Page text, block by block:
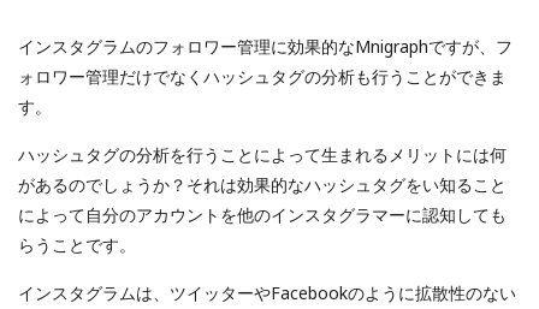
インスタグラムのフォロワー管理に効果的なMnigraphですが、フ
ォロワー管理だけでなくハッシュタグの分析も行うことができま
す。
ハッシュタグの分析を行うことによって生まれるメリットには何
があるのでしょうか？それは効果的なハッシュタグをい知ること
によって自分のアカウントを他のインスタグラマーに認知しても
らうことです。
インスタグラムは、ツイッターやFacebookのように拡散性のない